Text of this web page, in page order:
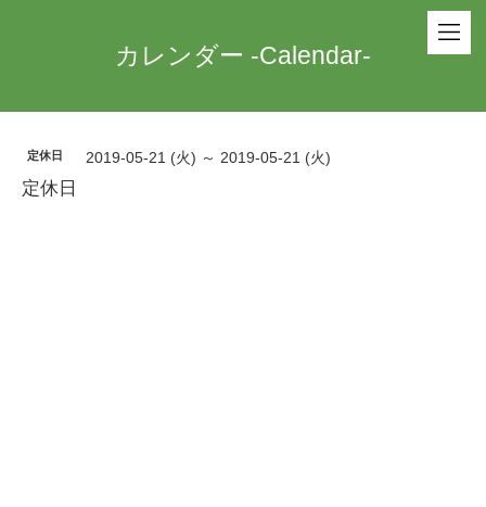
カレンダー -Calendar-
定休日 2019-05-21 (火) ～ 2019-05-21 (火)
定休日